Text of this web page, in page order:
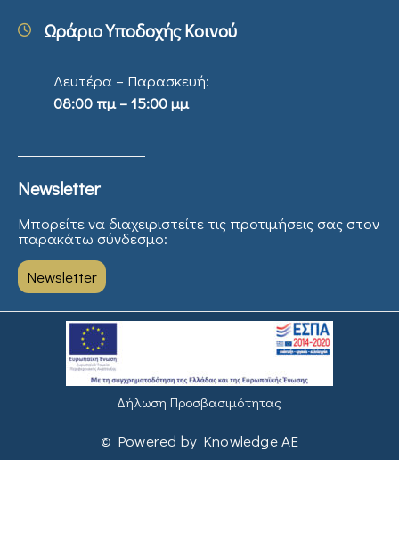
Ωράριο Υποδοχής Κοινού
Δευτέρα – Παρασκευή:
08:00 πμ – 15:00 μμ
Newsletter
Μπορείτε να διαχειριστείτε τις προτιμήσεις σας στον
παρακάτω σύνδεσμο:
Newsletter
Δήλωση Προσβασιμότητας
© Powered by Knowledge AE